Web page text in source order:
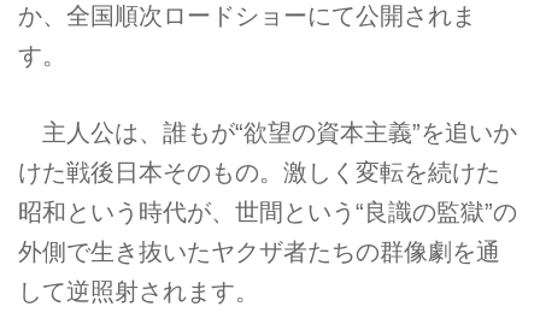
か、全国順次ロードショーにて公開されま
す。
主人公は、誰もが“欲望の資本主義”を追いか
けた戦後日本そのもの。激しく変転を続けた
昭和という時代が、世間という“良識の監獄”の
外側で生き抜いたヤクザ者たちの群像劇を通
して逆照射されます。